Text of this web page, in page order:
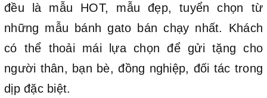
đều là mẫu HOT, mẫu đẹp, tuyển chọn từ
những mẫu bánh gato bán chạy nhất. Khách
có thể thoải mái lựa chọn để gửi tặng cho
người thân, bạn bè, đồng nghiệp, đối tác trong
dịp đặc biệt.